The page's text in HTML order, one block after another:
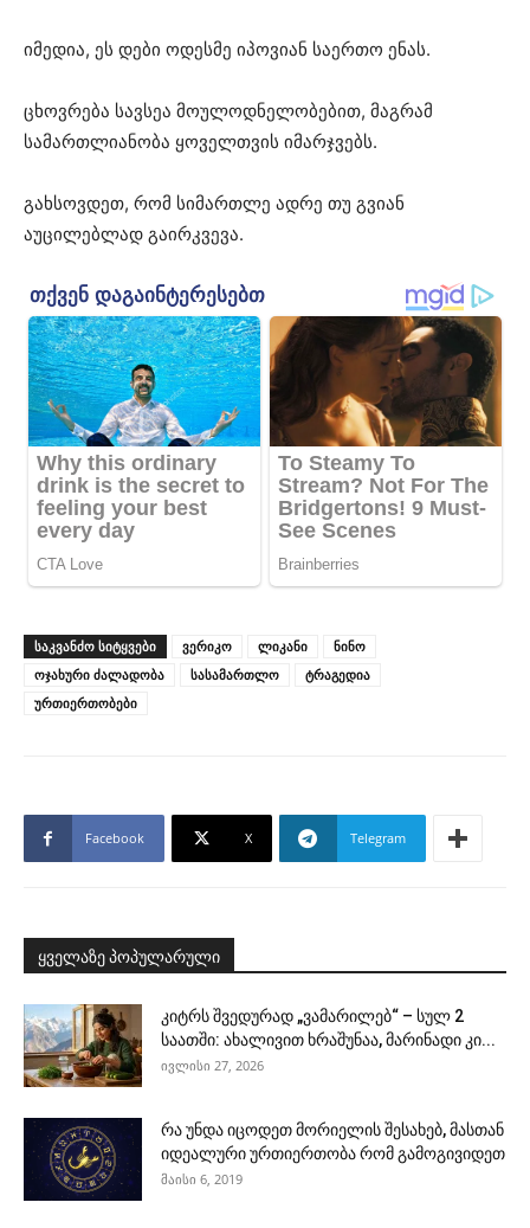
იმედია, ეს დები ოდესმე იპოვიან საერთო ენას.
ცხოვრება სავსეა მოულოდნელობებით, მაგრამ
სამართლიანობა ყოველთვის იმარჯვებს.
გახსოვდეთ, რომ სიმართლე ადრე თუ გვიან
აუცილებლად გაირკვევა.
ᲡᲐᲙᲕᲐᲜᲫᲝ ᲡᲘᲢᲧᲕᲔᲑᲘ ვერიკო ლიკანი
ნინო
ოჯახური ძალადობა
სასამართლო
ტრაგედია
ურთიერთობები
Facebook X Telegram
ყველაზე პოპულარული
კიტრს შვედურად „ვამარილებ“ – სულ 2
საათში: ახალივით ხრაშუნაა, მარინადი კი...
ივლისი 27, 2026
რა უნდა იცოდეთ მორიელის შესახებ, მასთან
იდეალური ურთიერთობა რომ გამოგივიდეთ
მაისი 6, 2019